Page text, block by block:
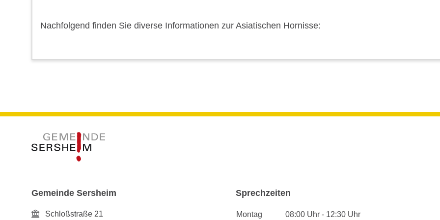
Nachfolgend finden Sie diverse Informationen zur Asiatischen Hornisse:
Gemeinde Sersheim
Schloßstraße 21
Sprechzeiten
Montag 08:00 Uhr - 12:30 Uhr